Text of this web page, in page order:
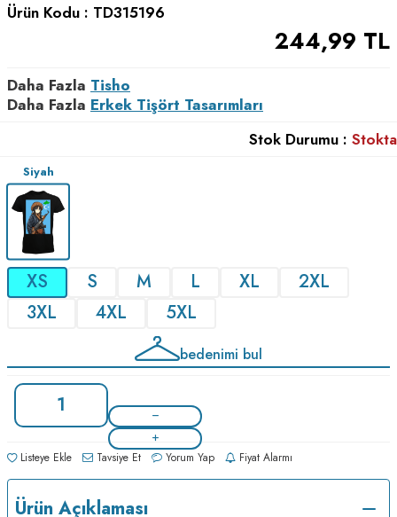
Ürün Kodu : TD315196
244,99 TL
Daha Fazla Tisho
Daha Fazla Erkek Tişört Tasarımları
Stok Durumu : Stokta
Siyah
XS S M L XL
2XL
3XL
4XL 5XL
bedenimi bul
Listeye Ekle Tavsiye Et Yorum Yap Fiyat Alarmı
Ürün Açıklaması